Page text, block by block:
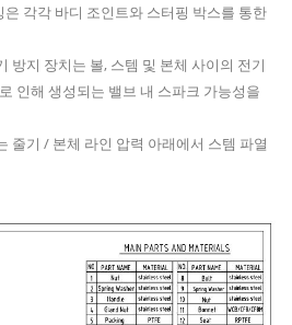
각각 바디 조인트와 스터핑 박스를 통한
방지 장치는 볼, 스템 및 본체 사이의 전기
인해 생성되는 밸브 내 스파크 가능성을
줄기 / 본체 라인 압력 아래에서 스템 파열